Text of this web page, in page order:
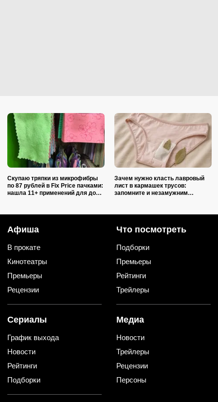
Скупаю тряпки из микрофибры
по 87 рублей в Fix Price пачками:
нашла 11+ применений для дома
Зачем нужно класть лавровый
лист в кармашек трусов:
запомните и незамужним
Афиша
В прокате
Кинотеатры
Премьеры
Рецензии
Что посмотреть
Подборки
Премьеры
Рейтинги
Трейлеры
Сериалы
График выхода
Новости
Рейтинги
Подборки
Медиа
Новости
Трейлеры
Рецензии
Персоны